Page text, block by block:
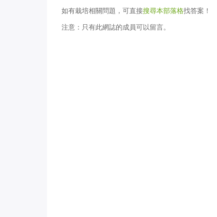
如有栽培相關問題，可直接搜尋本部落格找答案！
注意：只有此網誌的成員可以留言。